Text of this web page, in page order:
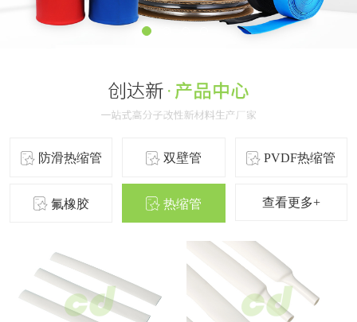
防滑热缩管 双壁管 PVDF热缩管
氟橡胶 热缩管 查看更多+